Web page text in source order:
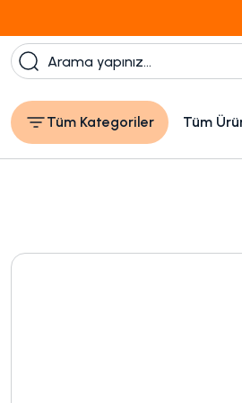
Tüm Kategoriler Tüm